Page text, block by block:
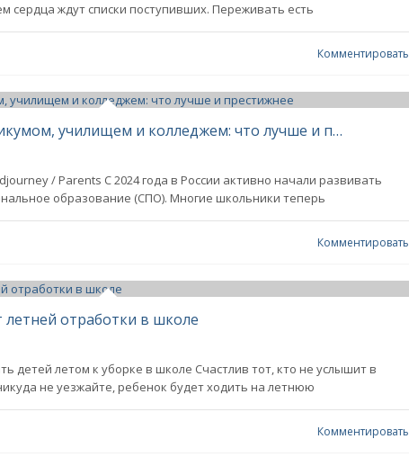
сердца ждут списки поступивших. Переживать есть
Комментировать
В чем разница между техникумом, училищем и колледжем: что лучше и престижнее
/ Parents С 2024 года в России активно начали развивать
образование (СПО). Многие школьники теперь
Комментировать
отработки в школе
детей летом к уборке в школе Счастлив тот, кто не услышит в
не уезжайте, ребенок будет ходить на летнюю
Комментировать